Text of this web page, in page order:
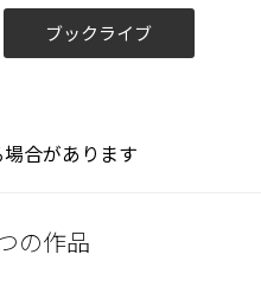
ブックライブ
合があります
の作品